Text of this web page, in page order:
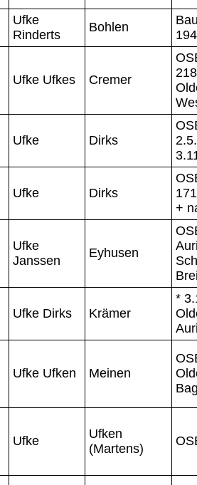
Ufke
Rinderts
Bohlen
Ufke Ufkes Cremer
Ufke Dirks
Ufke Dirks
+
Ufke
Janssen
Eyhusen
Ufke Dirks Krämer
*
Ufke Ufken Meinen
Ufke
Ufken
(Martens)